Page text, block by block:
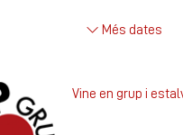
Més dates
Vine en grup i